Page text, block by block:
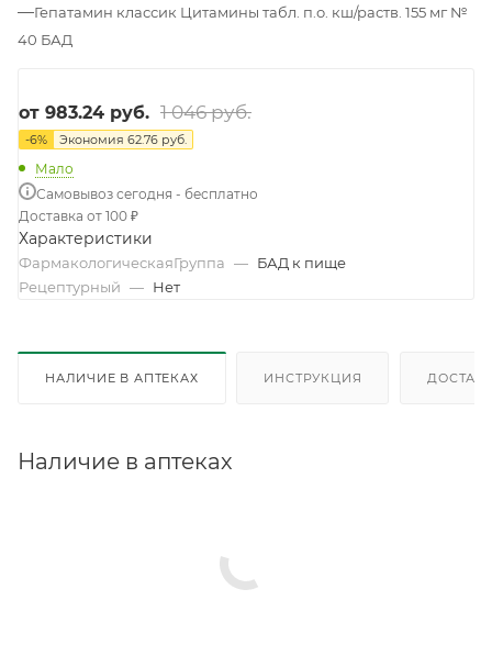
—Гепатамин классик Цитамины табл. п.о. кш/раств. 155 мг №
40 БАД
от 983.24 руб. 1 046 руб.
-6% Экономия 62.76 руб.
Мало
Самовывоз сегодня - бесплатно
Доставка от 100 ₽
Характеристики
ФармакологическаяГруппа — БАД к пище
Рецептурный — Нет
НАЛИЧИЕ В АПТЕКАХ ИНСТРУКЦИЯ
Наличие в аптеках